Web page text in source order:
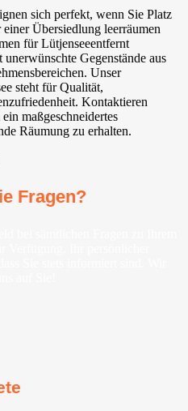
sich perfekt, wenn Sie Platz
Übersiedlung leerräumen
für Lütjenseeentfernt
Gegenstände aus
Unser
steht für Qualität,
Kontaktieren
maßgeschneidertes
Räumung zu erhalten.
Fragen?